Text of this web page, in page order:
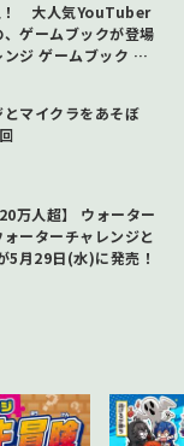
！ 大人気YouTuber
ゲームブックが登場
ジ ゲームブック マ
とマイクラをあそぼ
万人超】 ウォーター
ーターチャレンジと
5月29日(水)に発売！